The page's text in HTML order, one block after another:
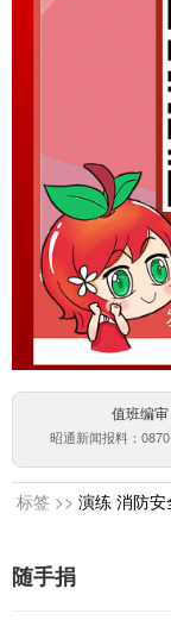
值班编
昭通新闻报料：
标签 >> 演练 消防安
随手捐